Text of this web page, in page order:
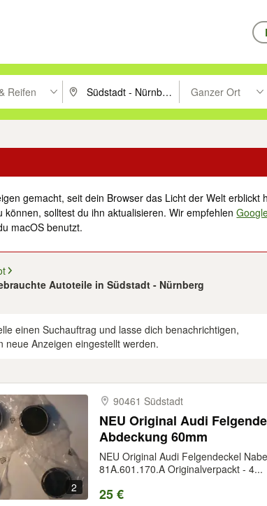
oder Vorschläge mit den Pfeiltasten nach oben/
Reifen PLZ oder Ort eingeben. Eingabetaste
Ganzer Ort
Suche im Umkreis
gemacht, seit dein Browser das Licht der Welt erblickt
können, solltest du ihn aktualisieren. Wir empfehlen
macOS benutzt.
Autoteile in Südstadt - Nürnberg
einen Suchauftrag und lasse dich benachrichtigen,
neue Anzeigen eingestellt werden.
2
90461 Südstadt
NEU Original Audi
Abdeckung 60mm
NEU Original Audi Felgendeckel
81A.601.170.A Originalverpackt - 4...
25 €